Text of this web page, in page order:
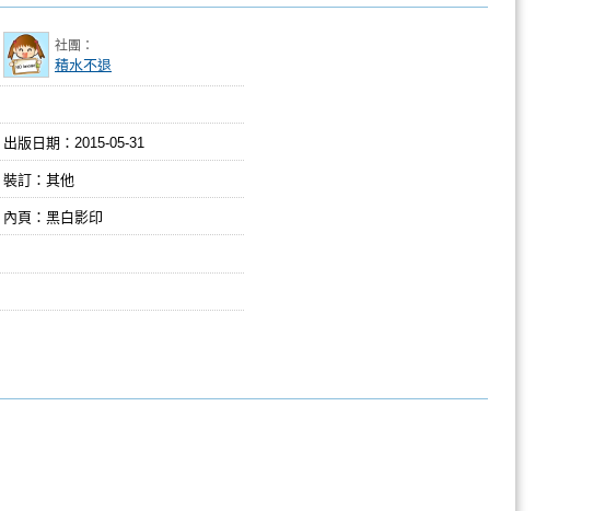
社團：
積水不退
出版日期： 2015-05-31
裝訂：其他
內頁：黑白影印